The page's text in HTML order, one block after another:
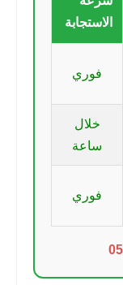
الاستجابة
فوري
خلال
ساعة
فوري